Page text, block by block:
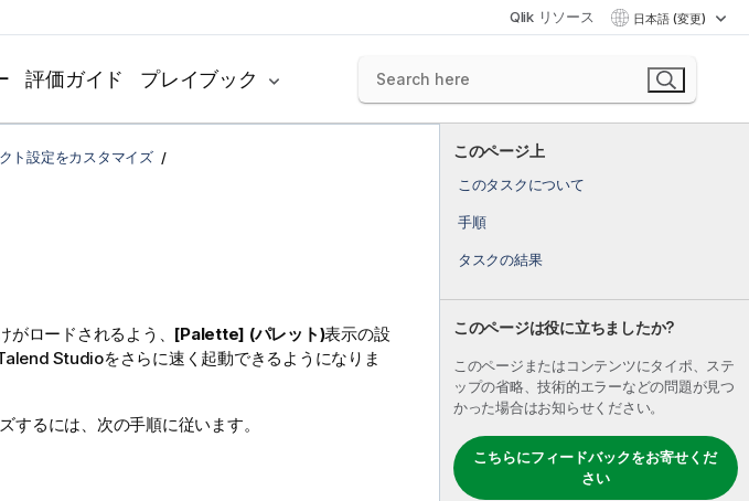
Qlik リソース 日本語 (変更)
評価ガイド プレイブック
このページ上
このタスクについて
手順
タスクの結果
このページは役に立ちましたか?
このページまたはコンテンツにタイポ、ステ
ップの省略、技術的エラーなどの問題が見つ
かった場合はお知らせください。
こちらにフィードバックをお寄せくだ
さい
ト設定をカスタマイズ
ロードされるよう、 [Palette] (パレット)表示の設
Studioをさらに速く起動できるようになりま
するには、次の手順に従います。